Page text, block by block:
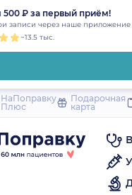
₽ за первый приём!
записи через наше приложение
~13.5 тыс.
Закрыть
НаПоправку
Плюс
Подарочная
карта